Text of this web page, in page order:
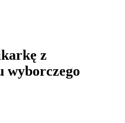
z
wyborczego